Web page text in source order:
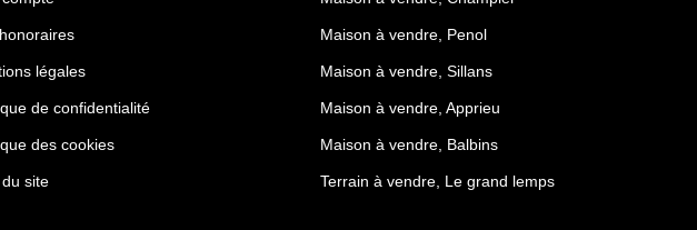
légales
de confidentialité
des cookies
site
Maison à vendre, Penol
Maison à vendre, Sillans
Maison à vendre, Apprieu
Maison à vendre, Balbins
Terrain à vendre, Le grand lemps